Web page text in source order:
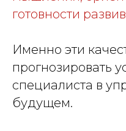
готовности
Именно эти
прогнозировать
специалиста в
будущем.